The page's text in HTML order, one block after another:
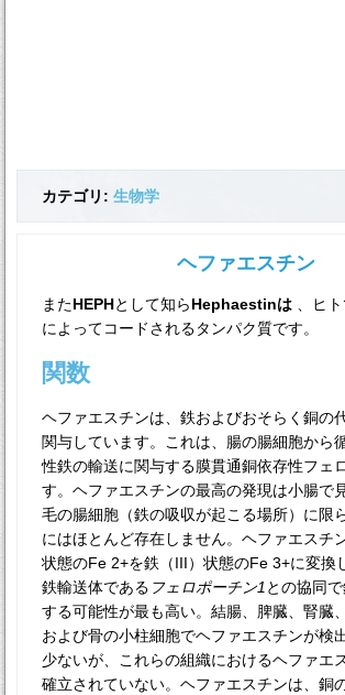
カテゴリ:生物学
ヘファエスチン
またHEPHとして知らHephaestinは 、ヒ
によってコードされるタンパク質です。
関数
ヘファエスチンは、鉄およびおそらく銅の
関与しています。これは、腸の腸細胞から
性鉄の輸送に関与する膜貫通銅依存性フェ
す。ヘファエスチンの最高の発現は小腸で
毛の腸細胞（鉄の吸収が起こる場所）に限
にはほとんど存在しません。ヘファエスチ
状態のFe 2+を鉄（III）状態のFe 3+に変換
鉄輸送体である フェロポーチン1との協同
する可能性が最も高い。結腸、脾臓、腎臓
および骨の小柱細胞でヘファエスチンが検
少ないが、これらの組織におけるヘファエ
確立されていない。ヘファエスチンは、銅